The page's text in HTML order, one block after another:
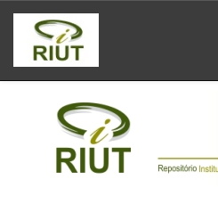
Skip
navigation